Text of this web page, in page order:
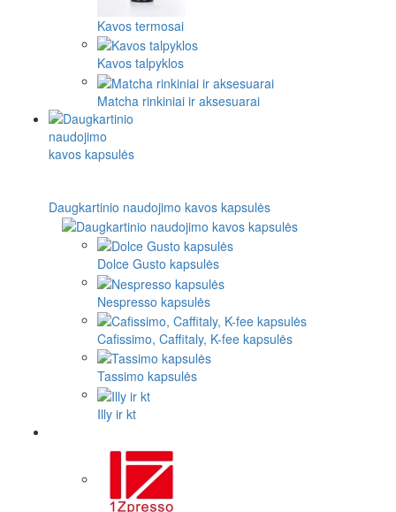
Kavos termosai
Kavos talpyklos
Matcha rinkiniai ir aksesuarai
Daugkartinio naudojimo kavos kapsulės
Dolce Gusto kapsulės
Nespresso kapsulės
Cafissimo, Caffitaly, K-fee kapsulės
Tassimo kapsulės
Illy ir kt